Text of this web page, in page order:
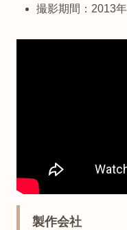
撮影期間：2013
製作会社